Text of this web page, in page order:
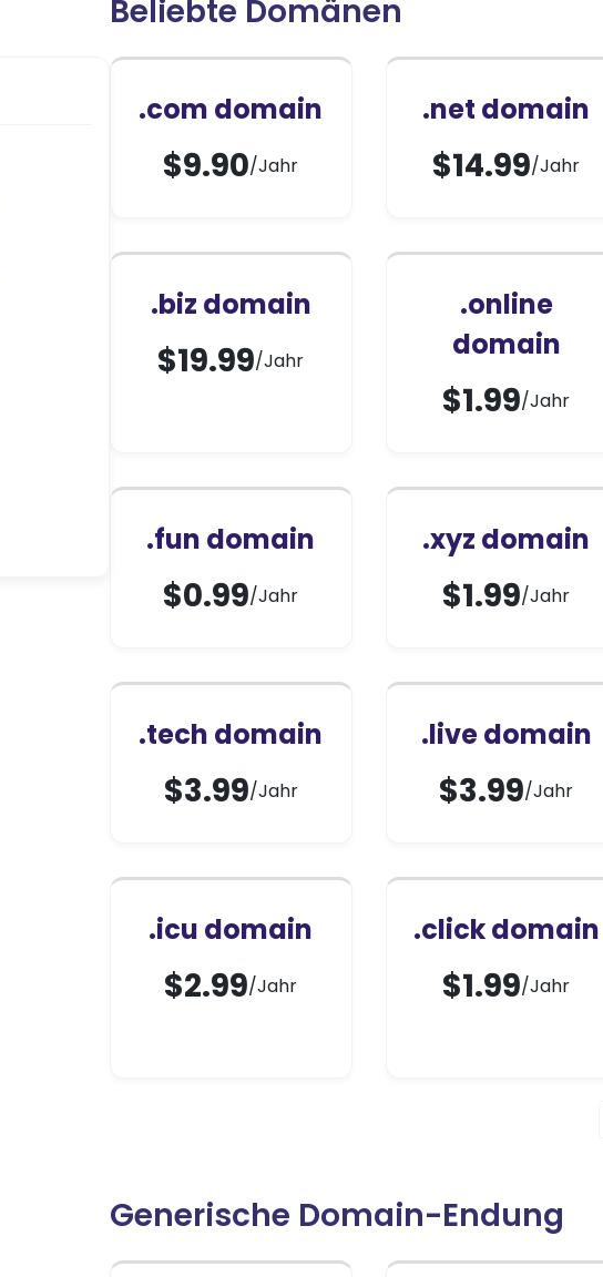
Beliebte Domänen
.com domain
$9.90/Jahr
.net domain
$14.99/Jahr
.biz domain
$19.99/Jahr
.online
domain
$1.99/Jahr
.fun domain
$0.99/Jahr
.xyz domain
$1.99/Jahr
.tech domain
$3.99/Jahr
.live domain
$3.99/Jahr
.icu domain
$2.99/Jahr
.click domain
$1.99/Jahr
Generische Domain-Endung